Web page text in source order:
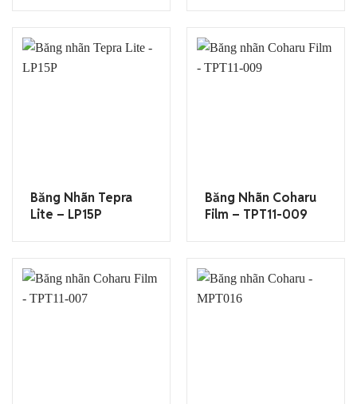
Băng Nhãn Tepra
Lite – LP15P
Băng Nhãn Coharu
Film – TPT11-009